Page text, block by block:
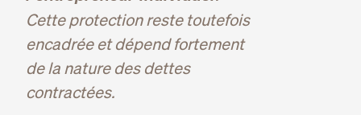
Cette protection reste toutefois
encadrée et dépend fortement
de la nature des dettes
contractées.